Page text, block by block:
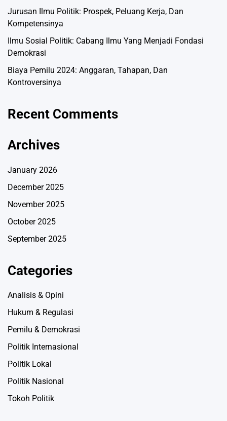
Jurusan Ilmu Politik: Prospek, Peluang Kerja, Dan
Kompetensinya
Ilmu Sosial Politik: Cabang Ilmu Yang Menjadi Fondasi
Demokrasi
Biaya Pemilu 2024: Anggaran, Tahapan, Dan
Kontroversinya
Recent Comments
Archives
January 2026
December 2025
November 2025
October 2025
September 2025
Categories
Analisis & Opini
Hukum & Regulasi
Pemilu & Demokrasi
Politik Internasional
Politik Lokal
Politik Nasional
Tokoh Politik